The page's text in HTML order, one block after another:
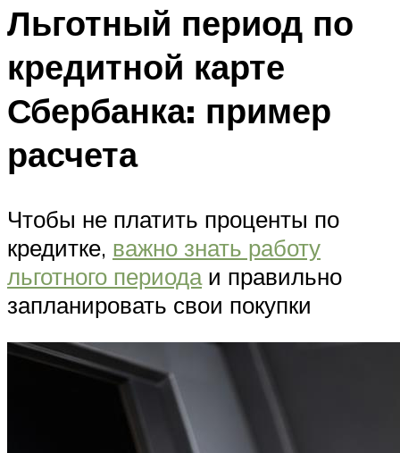
Льготный период по
кредитной карте
Сбербанка: пример
расчета
Чтобы не платить проценты по
кредитке, важно знать работу
льготного периодаи правильно
запланировать свои покупки